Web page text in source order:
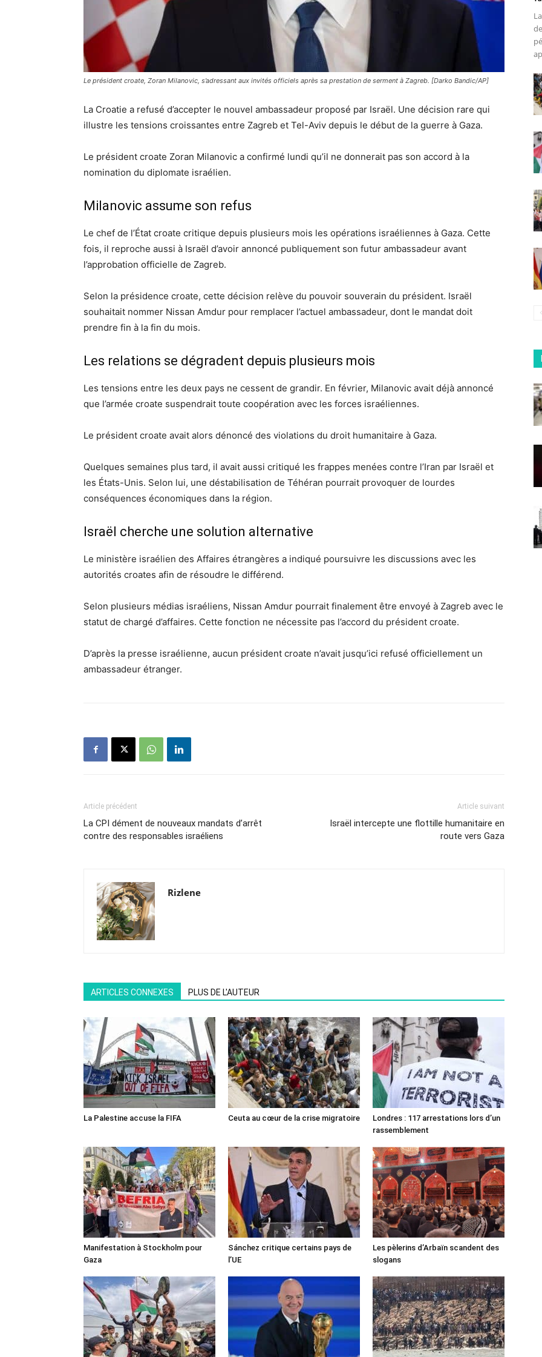
Le président croate, Zoran Milanovic, s’adressant aux invités officiels après sa prestation de serment à Zagreb. [Darko Bandic/AP]
La Croatie a refusé d’accepter le nouvel ambassadeur proposé par Israël. Une décision rare qui
illustre les tensions croissantes entre Zagreb et Tel-Aviv depuis le début de la guerre à Gaza.
Le président croate Zoran Milanovic a confirmé lundi qu’il ne donnerait pas son accord à la
nomination du diplomate israélien.
Milanovic assume son refus
Le chef de l’État croate critique depuis plusieurs mois les opérations israéliennes à Gaza. Cette
fois, il reproche aussi à Israël d’avoir annoncé publiquement son futur ambassadeur avant
l’approbation officielle de Zagreb.
Selon la présidence croate, cette décision relève du pouvoir souverain du président. Israël
souhaitait nommer Nissan Amdur pour remplacer l’actuel ambassadeur, dont le mandat doit
prendre fin à la fin du mois.
Les relations se dégradent depuis plusieurs mois
Les tensions entre les deux pays ne cessent de grandir. En février, Milanovic avait déjà annoncé
que l’armée croate suspendrait toute coopération avec les forces israéliennes.
Le président croate avait alors dénoncé des violations du droit humanitaire à Gaza.
Quelques semaines plus tard, il avait aussi critiqué les frappes menées contre l’Iran par Israël et
les États-Unis. Selon lui, une déstabilisation de Téhéran pourrait provoquer de lourdes
conséquences économiques dans la région.
Israël cherche une solution alternative
Le ministère israélien des Affaires étrangères a indiqué poursuivre les discussions avec les
autorités croates afin de résoudre le différend.
Selon plusieurs médias israéliens, Nissan Amdur pourrait finalement être envoyé à Zagreb avec le
statut de chargé d’affaires. Cette fonction ne nécessite pas l’accord du président croate.
D’après la presse israélienne, aucun président croate n’avait jusqu’ici refusé officiellement un
ambassadeur étranger.
Article précédent
La CPI dément de nouveaux mandats d’arrêt
contre des responsables israéliens
Article suivant
Israël intercepte une flottille humanitaire en
route vers Gaza
Rizlene
ARTICLES CONNEXES PLUS DE L'AUTEUR
La Palestine accuse la FIFA Ceuta au cœur de la crise migratoire
Londres : 117 arrestations lors d’un
rassemblement
Manifestation à Stockholm pour
Gaza
Sánchez critique certains pays de
l’UE
Les pèlerins d’Arbaïn scandent des
slogans